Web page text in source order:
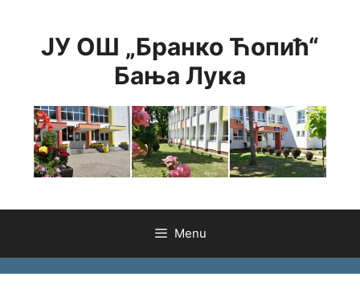
contentЈУ ОШ „Бранко Ћопић“
Бања Лука
Menu